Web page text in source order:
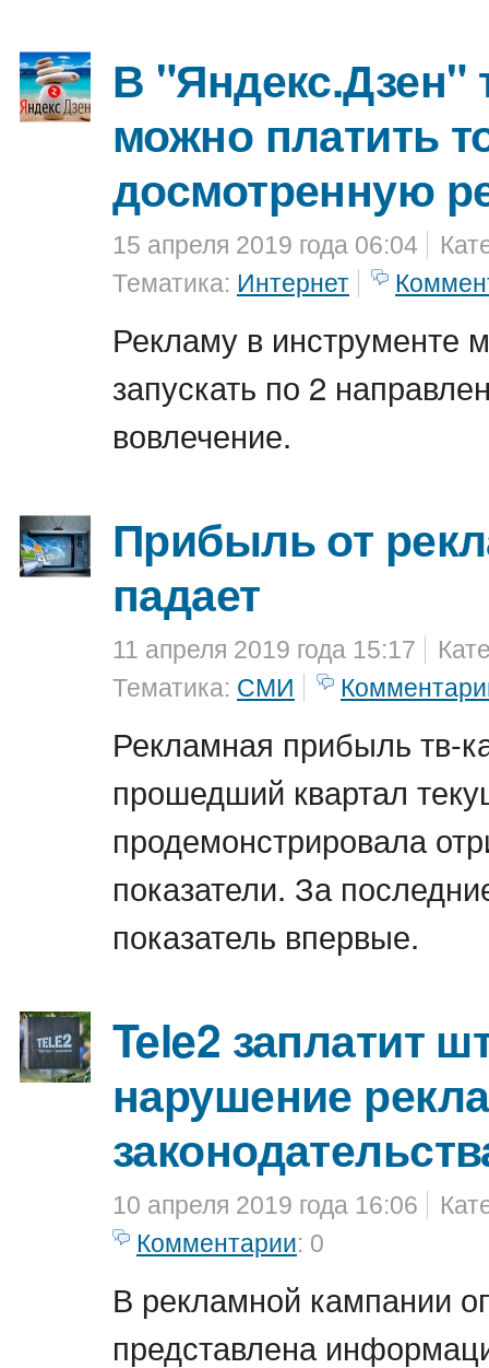
В "Яндекс.Дзен"
можно платить
досмотренную
15 апреля 2019 года 06:04
Тематика: Интернет
Рекламу в инструменте
запускать по 2
вовлечение.
Прибыль от
падает
11 апреля 2019 года 15:17
Тематика: СМИ
Рекламная прибыль тв-
прошедший квартал
продемонстрировала
показатели. За
показатель впервые.
Tele2 заплатит
нарушение
10 апреля 2019 года 16:06
Комментарии: 0
В рекламной кампании
представлена